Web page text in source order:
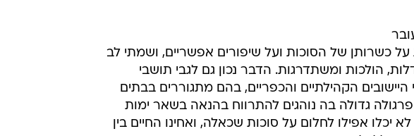
כשרותן של הסוכות ועל שיפורים אפשריים, ושמתי לב
הולכות ומשתדרגות. הדבר נכון גם לגבי תושבי
הקהילתיים והכפריים, בהם מתגוררים בבתים
גדולה בה נוהגים להתרווח בהנאה בשאר ימות
יכלו אפילו לחלום על סוכות שכאלה, ואחינו החיים בין